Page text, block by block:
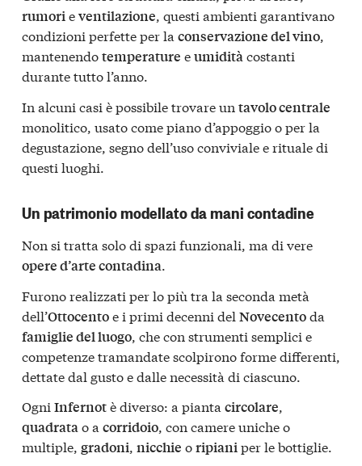
rumorieventilazione, questi ambienti garantivano
condizioni perfette per la conservazione del vino,
mantenendotemperature eumiditàcostanti
durante tutto l’anno.
In alcuni casi è possibile trovare un tavolo centrale
monolitico, usato come piano d’appoggio o per la
degustazione, segno dell’uso conviviale e rituale di
questi luoghi.
Un patrimonio modellato da mani contadine
Non si tratta solo di spazi funzionali, ma di vere
opere d’arte contadina.
Furono realizzati per lo più tra la seconda metà
dell’Ottocentoe i primi decenni del Novecentoda
famiglie del luogo , che con strumenti semplici e
competenze tramandate scolpirono forme differenti,
dettate dal gusto e dalle necessità di ciascuno.
Ogni Infernotè diverso: a pianta circolare,
quadratao a corridoio, con camere uniche o
multiple, gradoni, nicchie oripianiper le bottiglie.